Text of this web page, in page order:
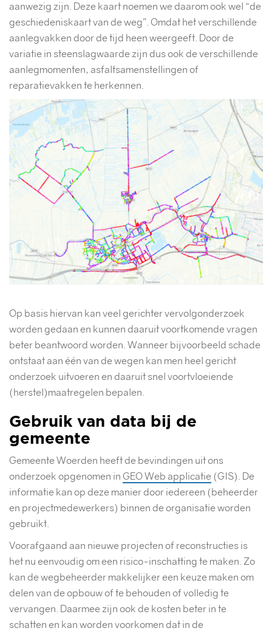
aanwezig zijn. Deze kaart noemen we daarom ook wel “de
geschiedeniskaart van de weg”. Omdat het verschillende
aanlegvakken door de tijd heen weergeeft. Door de
variatie in steenslagwaarde zijn dus ook de verschillende
aanlegmomenten, asfaltsamenstellingen of
reparatievakken te herkennen.
Op basis hiervan kan veel gerichter vervolgonderzoek
worden gedaan en kunnen daaruit voortkomende vragen
beter beantwoord worden. Wanneer bijvoorbeeld schade
ontstaat aan één van de wegen kan men heel gericht
onderzoek uitvoeren en daaruit snel voortvloeiende
(herstel)maatregelen bepalen.
Gebruik van data bij de
gemeente
Gemeente Woerden heeft de bevindingen uit ons
onderzoek opgenomen in GEO Web applicatie (GIS). De
informatie kan op deze manier door iedereen (beheerder
en projectmedewerkers) binnen de organisatie worden
gebruikt.
Voorafgaand aan nieuwe projecten of reconstructies is
het nu eenvoudig om een risico-inschatting te maken. Zo
kan de wegbeheerder makkelijker een keuze maken om
delen van de opbouw of te behouden of volledig te
vervangen. Daarmee zijn ook de kosten beter in te
schatten en kan worden voorkomen dat in de